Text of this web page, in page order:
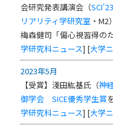
会研究発表講演会（
リアリティ学研究室 ・M2
梅森健司「偏心視習得の
学研究科ニュース] [大学
2023年5月
【受賞】淺田紘基氏（神
御学会
SICE優秀学生賞
学研究科ニュース] [大学